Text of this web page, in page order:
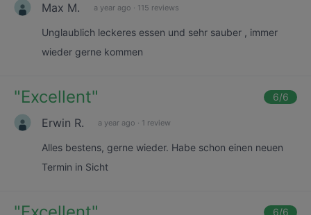
Max M. a year ago · 115 reviews
Unglaublich leckeres essen und sehr sauber , immer
wieder gerne kommen
"Excellent" 6/6
Erwin R. a year ago · 1 review
Alles bestens, gerne wieder. Habe schon einen neuen
Termin in Sicht
6/6